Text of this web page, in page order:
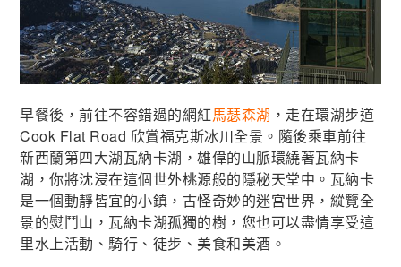
早餐後，前往不容錯過的網紅馬瑟森湖 ，走在環湖步道
Cook Flat Road 欣賞福克斯冰川全景。隨後乘車前往
新西蘭第四大湖瓦納卡湖，雄偉的山脈環繞著瓦納卡
湖，你將沈浸在這個世外桃源般的隱秘天堂中。瓦納卡
是一個動靜皆宜的小鎮，古怪奇妙的迷宮世界，縱覽全
景的熨鬥山，瓦納卡湖孤獨的樹，您也可以盡情享受這
里水上活動、騎行、徒步、美食和美酒。